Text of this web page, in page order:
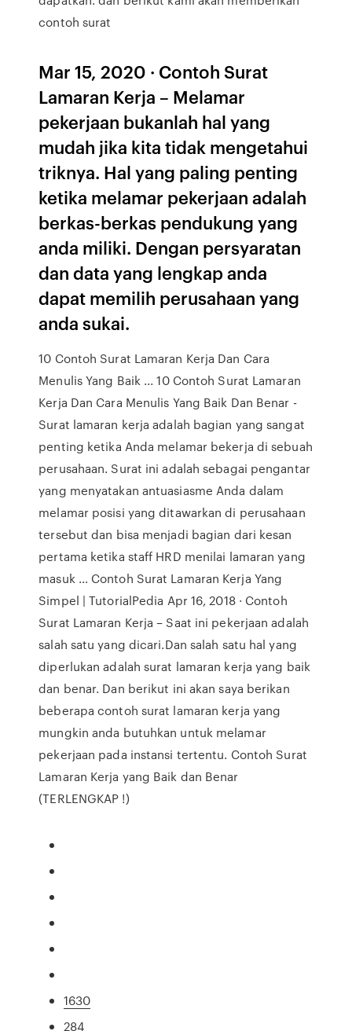
contoh surat
Mar 15, 2020 · Contoh Surat
Lamaran Kerja – Melamar
pekerjaan bukanlah hal yang
mudah jika kita tidak mengetahui
triknya. Hal yang paling penting
ketika melamar pekerjaan adalah
berkas-berkas pendukung yang
anda miliki. Dengan persyaratan
dan data yang lengkap anda
dapat memilih perusahaan yang
anda sukai.
10 Contoh Surat Lamaran Kerja Dan Cara
Menulis Yang Baik ... 10 Contoh Surat Lamaran
Kerja Dan Cara Menulis Yang Baik Dan Benar -
Surat lamaran kerja adalah bagian yang sangat
penting ketika Anda melamar bekerja di sebuah
perusahaan. Surat ini adalah sebagai pengantar
yang menyatakan antuasiasme Anda dalam
melamar posisi yang ditawarkan di perusahaan
tersebut dan bisa menjadi bagian dari kesan
pertama ketika staff HRD menilai lamaran yang
masuk … Contoh Surat Lamaran Kerja Yang
Simpel | TutorialPedia Apr 16, 2018 · Contoh
Surat Lamaran Kerja – Saat ini pekerjaan adalah
salah satu yang dicari.Dan salah satu hal yang
diperlukan adalah surat lamaran kerja yang baik
dan benar. Dan berikut ini akan saya berikan
beberapa contoh surat lamaran kerja yang
mungkin anda butuhkan untuk melamar
pekerjaan pada instansi tertentu. Contoh Surat
Lamaran Kerja yang Baik dan Benar
(TERLENGKAP !)
1630
284